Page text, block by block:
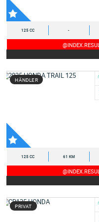
125 CC -
HÄNDLER
125 CC 61 KM
PRIVAT